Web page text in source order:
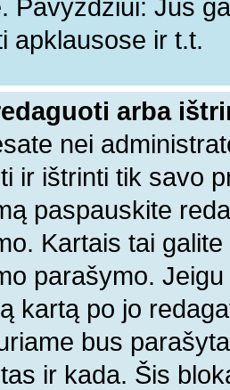
Pavyzdžiui: Jūs
apklausose ir t.t.
arba
nei
ir ištrinti tik savo
paspauskite
Kartais tai
parašymo.
kartą po jo
bus
ir kada. Šis